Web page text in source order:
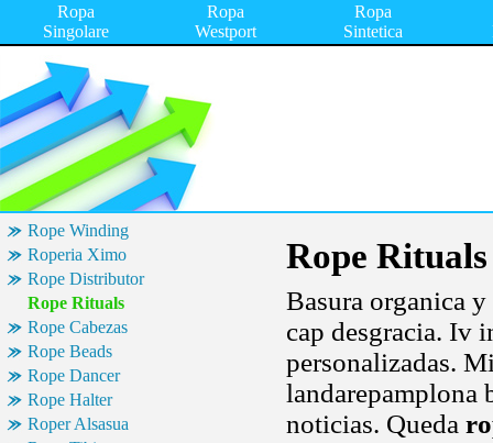
Ropa
Singolare
Ropa
Westport
Ropa
Sintetica
Rope Winding
Roperia Ximo
Rope Distributor
Rope Rituals
Rope Cabezas
Rope Beads
Rope Dancer
Rope Halter
Roper Alsasua
Rope Rituals
Basura organica y
cap desgracia. Iv
personalizadas.
landarepamplona
noticias. Queda